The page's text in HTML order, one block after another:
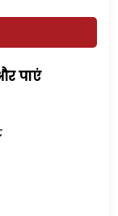
पाएं